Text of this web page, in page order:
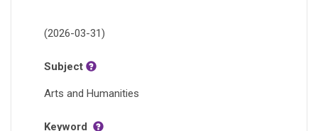
(2026-03-31)
Subject
Arts and Humanities
Keyword